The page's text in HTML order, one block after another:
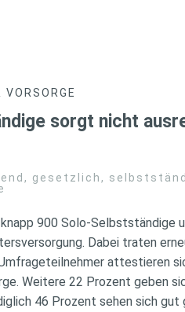
VORSORGE
sorgt nicht
, gesetzlich ,
900 Solo-Selbstständige
Dabei traten
attestieren
Weitere 22 Prozent geben
46 Prozent sehen sich